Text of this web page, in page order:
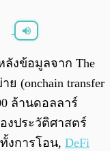
งข้อมูลจาก The
(onchain transfer
ล้านดอลลาร์
งประวัติศาสตร์
งการโอน, DeFi